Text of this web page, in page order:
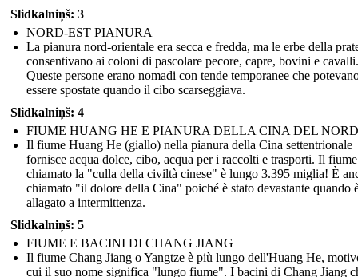
Slidkalniņš: 3
NORD-EST PIANURA
La pianura nord-orientale era secca e fredda, ma le erbe della
consentivano ai coloni di pascolare pecore, capre, bovini e cavalli.
Queste persone erano nomadi con tende temporanee che
essere spostate quando il cibo scarseggiava.
Slidkalniņš: 4
FIUME HUANG HE E PIANURA DELLA CINA DEL NORD
Il fiume Huang He (giallo) nella pianura della Cina settentrionale
fornisce acqua dolce, cibo, acqua per i raccolti e trasporti. Il
chiamato la "culla della civiltà cinese" è lungo 3.395 miglia! È
chiamato "il dolore della Cina" poiché è stato devastante quando
allagato a intermittenza.
Slidkalniņš: 5
FIUME E BACINI DI CHANG JIANG
Il fiume Chang Jiang o Yangtze è più lungo dell'Huang He,
cui il suo nome significa "lungo fiume". I bacini di Chang Jiang